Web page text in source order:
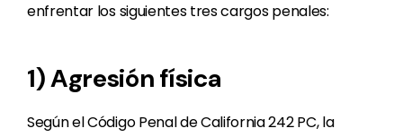
enfrentar los siguientes tres cargos penales:
1) Agresión física
Según el Código Penal de California 242 PC, la